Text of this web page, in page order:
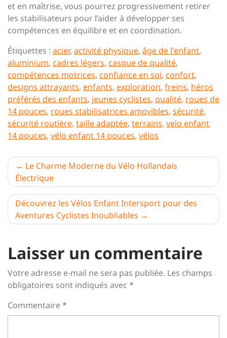
et en maîtrise, vous pourrez progressivement retirer
les stabilisateurs pour l’aider à développer ses
compétences en équilibre et en coordination.
Étiquettes : acier, activité physique, âge de l'enfant,
aluminium, cadres légers, casque de qualité,
compétences motrices, confiance en soi, confort,
designs attrayants, enfants, exploration, freins, héros
préférés des enfants, jeunes cyclistes, qualité, roues de
14 pouces, roues stabilisatrices amovibles, sécurité,
sécurité routière, taille adaptée, terrains, velo enfant
14 pouces, vélo enfant 14 pouces, vélos
Navigation
de
l’article
Le Charme Moderne du Vélo Hollandais
Électrique
Découvrez les Vélos Enfant Intersport pour des
Aventures Cyclistes Inoubliables
Laisser un commentaire
Votre adresse e-mail ne sera pas publiée. Les champs
obligatoires sont indiqués avec *
Commentaire*